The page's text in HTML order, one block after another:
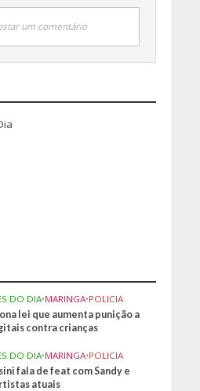
um comentário
DO DIA•MARINGA•POLICIA
lei que aumenta punição a
contra crianças
DO DIA•MARINGA•POLICIA
fala de feat com Sandy e
atuais